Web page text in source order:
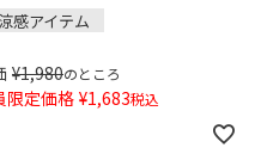
涼感アイテム
¥1,980のところ
限定価格 ¥1,683税込